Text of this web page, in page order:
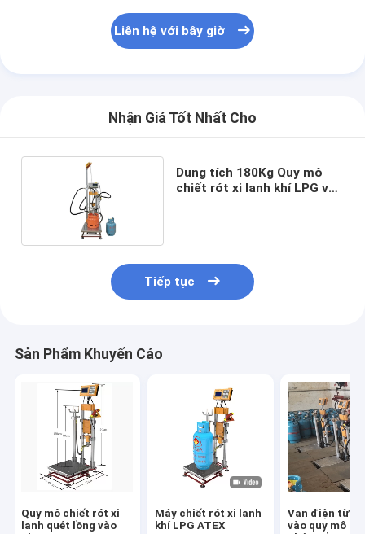
Liên hệ với bây giờ
Nhận Giá Tốt Nhất Cho
Dung tích 180Kg Quy mô
chiết rót xi lanh khí LPG với
Tiếp tục
Sản Phẩm Khuyến Cáo
Quy mô chiết rót xi
lanh quét lồng vào
Máy chiết rót xi lanh
khí LPG ATEX
Van điện từ
vào quy mô